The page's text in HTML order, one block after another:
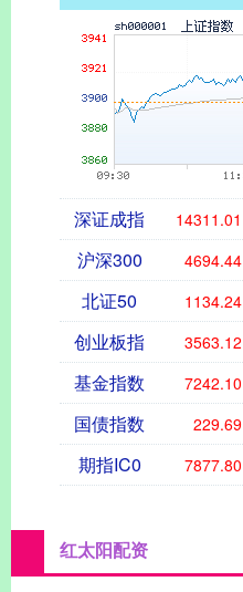
深证成指 14311.01
沪深300 4694.44
北证50 1134.24
创业板指 3563.12
基金指数 7242.10
国债指数 229.69
期指IC0 7877.80
红太阳配资